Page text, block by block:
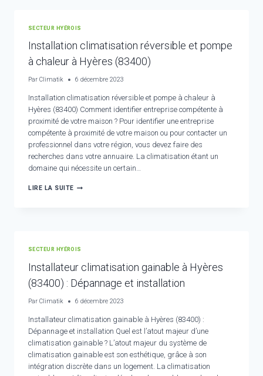
CHALEUR,
PLANCHER
CHAUFFANT
SECTEUR HYÉROIS
Installation climatisation réversible et pompe
à chaleur à Hyères (83400)
Par Climatik 6 décembre 2023
Installation climatisation réversible et pompe à chaleur à
Hyères (83400) Comment identifier entreprise compétente à
proximité de votre maison ? Pour identifier une entreprise
compétente à proximité de votre maison ou pour contacter un
professionnel dans votre région, vous devez faire des
recherches dans votre annuaire. La climatisation étant un
domaine qui nécessite un certain…
LIRE LA SUITEINSTALLATION
À
(83400)
SECTEUR HYÉROIS
Installateur climatisation gainable à Hyères
(83400) : Dépannage et installation
Par Climatik 6 décembre 2023
Installateur climatisation gainable à Hyères (83400) :
Dépannage et installation Quel est l’atout majeur d’une
climatisation gainable ? L’atout majeur du système de
climatisation gainable est son esthétique, grâce à son
intégration discrète dans un logement. La climatisation